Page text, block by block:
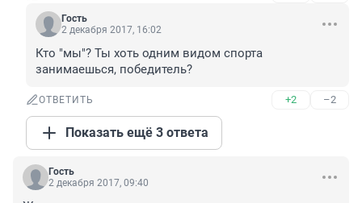
Гость
2 декабря 2017, 16:02
Кто "мы"? Ты хоть одним видом спорта
занимаешься, победитель?
ОТВЕТИТЬ +2 –2
Показать ещё 3 ответа
Гость
2 декабря 2017, 09:40